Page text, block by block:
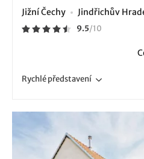
Jižní Čechy Jindřichův
9.5/10
Rychlépředstavení